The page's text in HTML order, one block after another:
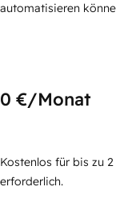
automatisieren
0 €/Monat
Kostenlos für bis zu
erforderlich.